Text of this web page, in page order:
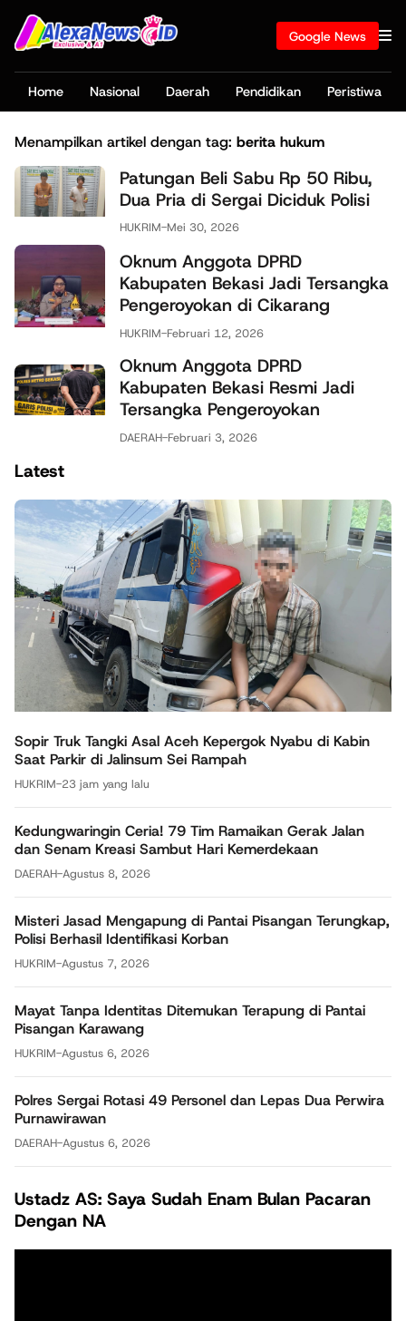
Google News
Home Nasional Daerah Pendidikan Peristiwa
Menampilkan artikel dengan tag: berita hukum
Patungan Beli Sabu Rp 50 Ribu,
Dua Pria di Sergai Diciduk Polisi
HUKRIM-Mei 30, 2026
Oknum Anggota DPRD
Kabupaten Bekasi Jadi Tersangka
Pengeroyokan di Cikarang
HUKRIM-Februari 12, 2026
Oknum Anggota DPRD
Kabupaten Bekasi Resmi Jadi
Tersangka Pengeroyokan
DAERAH-Februari 3, 2026
Latest
Sopir Truk Tangki Asal Aceh Kepergok Nyabu di Kabin
Saat Parkir di Jalinsum Sei Rampah
HUKRIM-23 jam yang lalu
Kedungwaringin Ceria! 79 Tim Ramaikan Gerak Jalan
dan Senam Kreasi Sambut Hari Kemerdekaan
DAERAH-Agustus 8, 2026
Misteri Jasad Mengapung di Pantai Pisangan Terungkap,
Polisi Berhasil Identifikasi Korban
HUKRIM-Agustus 7, 2026
Mayat Tanpa Identitas Ditemukan Terapung di Pantai
Pisangan Karawang
HUKRIM-Agustus 6, 2026
Polres Sergai Rotasi 49 Personel dan Lepas Dua Perwira
Purnawirawan
DAERAH-Agustus 6, 2026
Ustadz AS: Saya Sudah Enam Bulan Pacaran
Dengan NA